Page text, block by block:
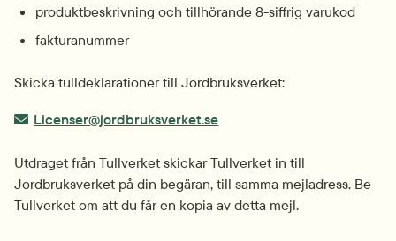
produktbeskrivning och tillhörande 8-siffrig varukod
fakturanummer
Skicka tulldeklarationer till Jordbruksverket:
E-post:
Licenser@jordbruksverket.se
Utdraget från Tullverket skickar Tullverket in till
Jordbruksverket på din begäran, till samma mejl­adress. Be
Tullverket om att du får en kopia av detta mejl.